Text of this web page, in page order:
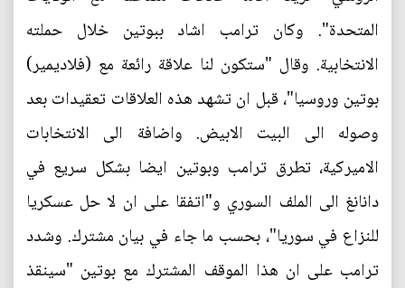
المتحدة". وكان ترامب اشاد ببوتين خلال حملته
الانتخابية. وقال "ستكون لنا علاقة رائعة مع (فلاديمير)
بوتين وروسيا"، قبل ان تشهد هذه العلاقات تعقيدات بعد
وصوله الى البيت الابيض. واضافة الى الانتخابات
الاميركية، تطرق ترامب وبوتين ايضا بشكل سريع في
دانانغ الى الملف السوري و"اتفقا على ان لا حل عسكريا
للنزاع في سوريا"، بحسب ما جاء في بيان مشترك. وشدد
ترامب على ان هذا الموقف المشترك مع بوتين "سينقذ